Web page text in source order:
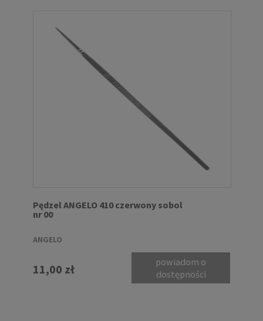
Pędzel ANGELO 410 czerwony sobol
nr 00
ANGELO
11,00 zł
powiadom o
dostępności